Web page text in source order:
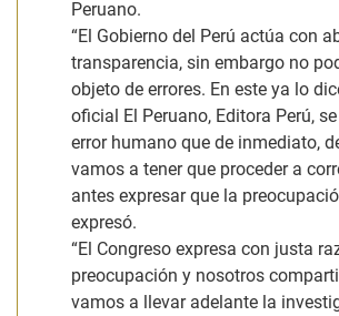
Peruano.
“El Gobierno del Perú actúa con
transparencia, sin embargo no
objeto de errores. En este ya lo
oficial El Peruano, Editora Perú,
error humano que de inmediato,
vamos a tener que proceder a
antes expresar que la
expresó.
“El Congreso expresa con justa
preocupación y nosotros
vamos a llevar adelante la